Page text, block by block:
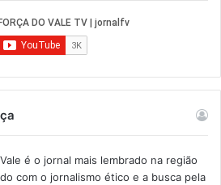
é o jornal mais lembrado na região
com o jornalismo ético e a busca pela